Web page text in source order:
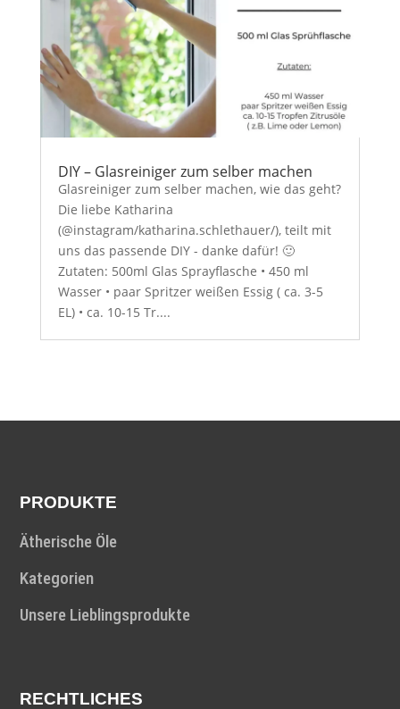
DIY – Glasreiniger zum selber machen
Glasreiniger zum selber machen, wie das geht?
Die liebe Katharina
(@instagram/katharina.schlethauer/), teilt mit
uns das passende DIY - danke dafür! 🙂
Zutaten: 500ml Glas Sprayflasche • 450 ml
Wasser • paar Spritzer weißen Essig ( ca. 3-5
EL) • ca. 10-15 Tr....
PRODUKTE
Ätherische Öle
Kategorien
Unsere Lieblingsprodukte
RECHTLICHES